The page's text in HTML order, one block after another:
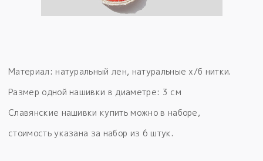
Материал: натуральный лен, натуральные х/б нитки.
Размер одной нашивки в диаметре: 3 см
Славянские нашивки купить можно в наборе,
стоимость указана за набор из 6 штук.